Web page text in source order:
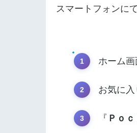
スマートフォンに
ホーム
お気に
『 Ｐｏ